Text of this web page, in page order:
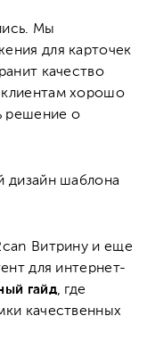
Мы
для карточек
качество
хорошо
решение о
дизайн шаблона
Витрину и еще
для интернет-
гайд, где
качественных